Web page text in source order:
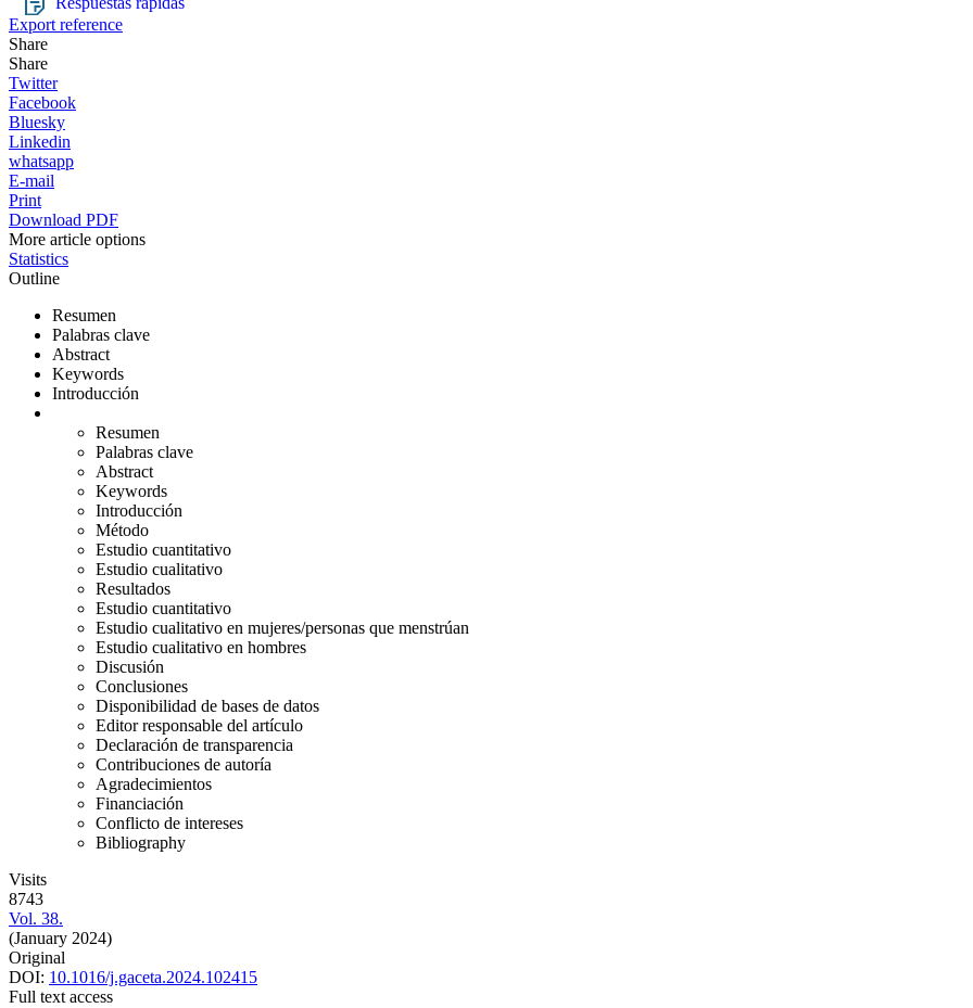
Export reference
Share
Share
Twitter
Facebook
Bluesky
Linkedin
whatsapp
E-mail
Print
Download PDF
More article options
Statistics
Outline
Resumen
Palabras clave
Abstract
Keywords
Introducción
Resumen
Palabras clave
Abstract
Keywords
Introducción
Método
Estudio cuantitativo
Estudio cualitativo
Resultados
Estudio cuantitativo
Estudio cualitativo en mujeres/personas que menstrúan
Estudio cualitativo en hombres
Discusión
Conclusiones
Disponibilidad de bases de datos
Editor responsable del artículo
Declaración de transparencia
Contribuciones de autoría
Agradecimientos
Financiación
Conflicto de intereses
Bibliography
Visits
8743
Vol. 38.
(January 2024)
Original
DOI: 10.1016/j.gaceta.2024.102415
Full text access